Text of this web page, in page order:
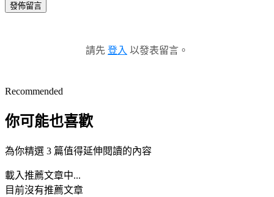
發佈留言
請先 登入 以發表留言。
Recommended
你可能也喜歡
為你精選 3 篇值得延伸閱讀的內容
載入推薦文章中...
目前沒有推薦文章